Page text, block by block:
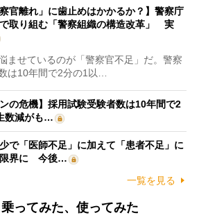
察官離れ」に歯止めはかかるか？】警察庁
取り組む「警察組織の構造改革」 実
ませているのが「警察官不足」だ。警察
は10年間で2分の1以…
の危機】採用試験受験者数は10年間で2
数減がも…
で「医師不足」に加えて「患者不足」に
限界に 今後…
一覧を見る
ってみた、使ってみた